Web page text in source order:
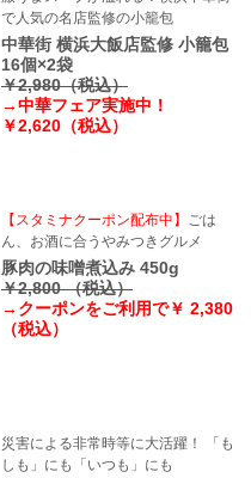
で人気の名店監修の小籠包
中華街 横浜大飯店監修 小籠包
16個×2袋
￥2,980（税込）
→中華フェア実施中！
￥2,620（税込）
【スタミナクーポン配布中】
ごは
ん、お酒に合うやみつきグルメ
豚肉の味噌煮込み 450g
￥2,800 （税込）
→クーポンをご利用で￥ 2,380
（税込）
災害による非常時等に大活躍！ 「も
しも」にも「いつも」にも